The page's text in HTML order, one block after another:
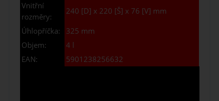
Vnitřní
rozměry:
240 [D] x 220 [Š] x 76 [V] mm
Úhlopříčka:
325 mm
Objem:
4 l
EAN:
5901238256632